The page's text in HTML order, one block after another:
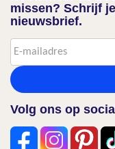
missen? Schrijf
nieuwsbrief.
Volg ons op